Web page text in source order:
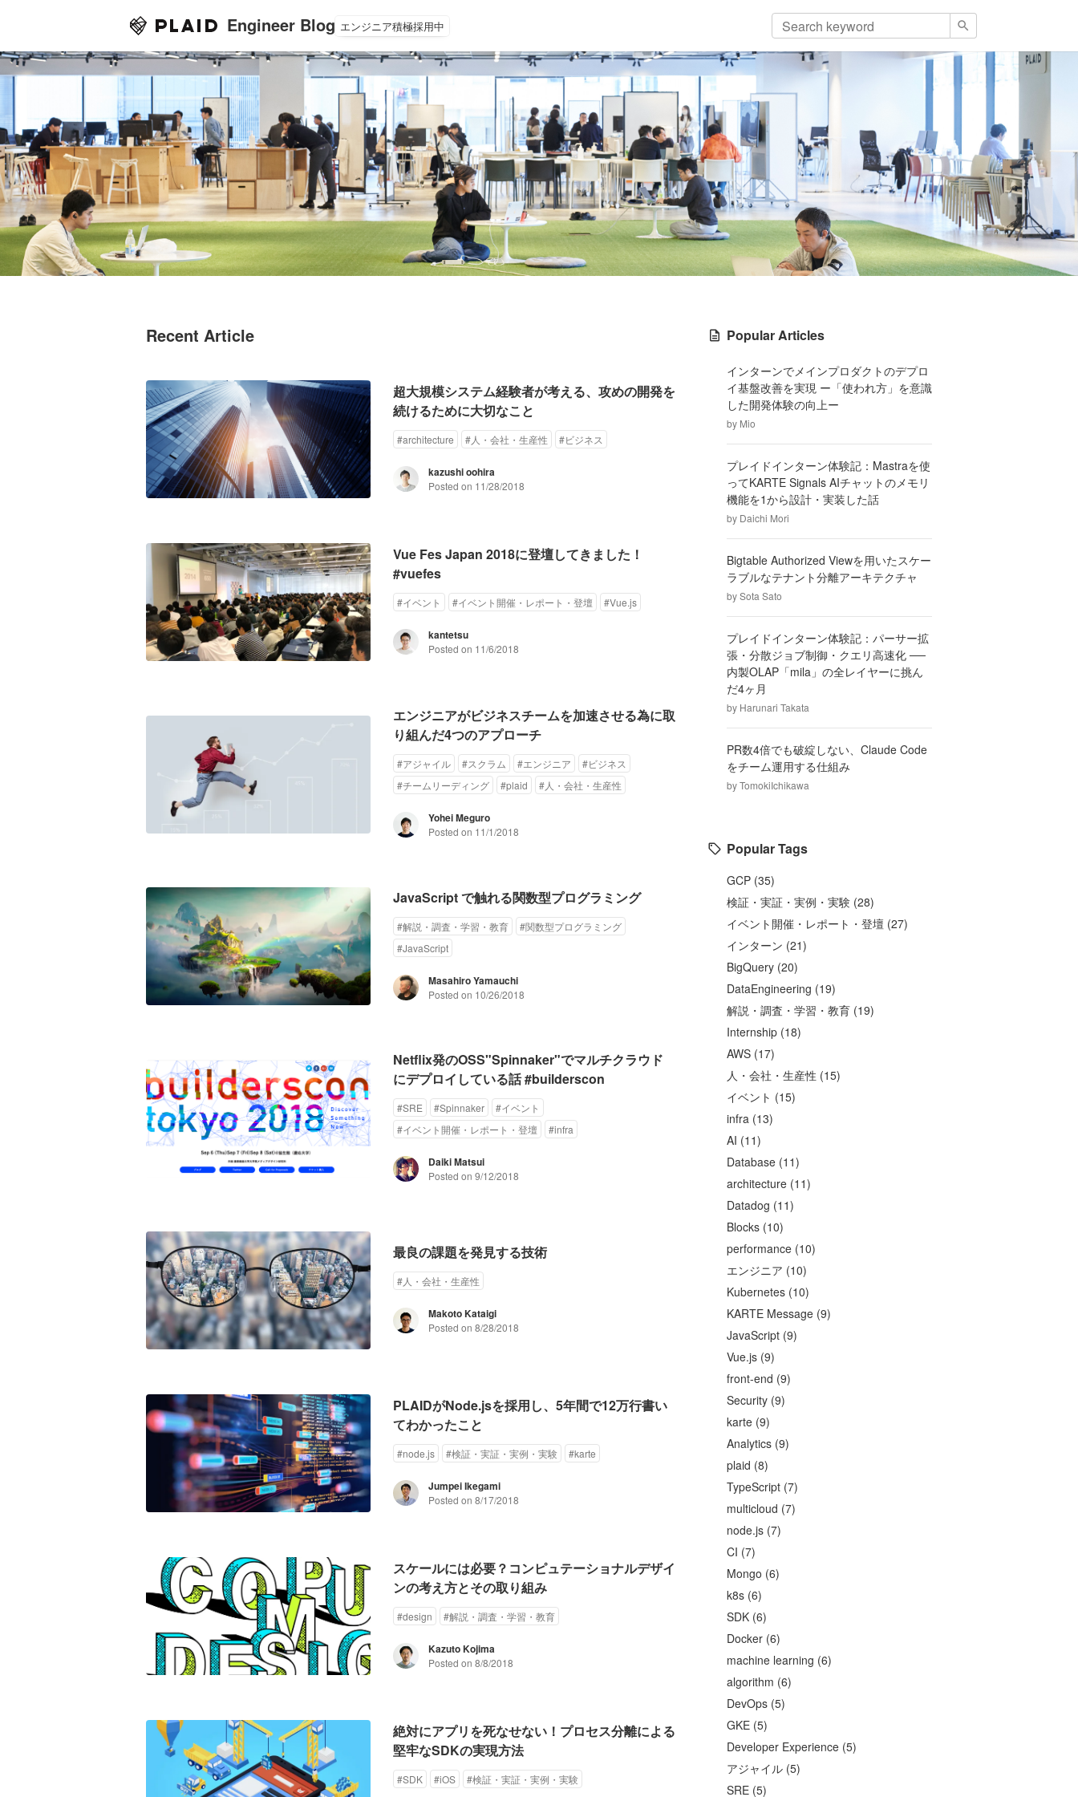
Engineer Blog エンジニア積極採用中
Recent Article
超大規模システム経験者が考える、攻めの開発を
続けるために大切なこと
#architecture #人・会社・生産性 #ビジネス
kazushi oohira
Posted on 11/28/2018
Vue Fes Japan 2018に登壇してきました！
#vuefes
#イベント #イベント開催・レポート・登壇 #Vue.js
kantetsu
Posted on 11/6/2018
エンジニアがビジネスチームを加速させる為に取
り組んだ4つのアプローチ
#アジャイル #スクラム #エンジニア #ビジネス
#チームリーディング #plaid #人・会社・生産性
Yohei Meguro
Posted on 11/1/2018
JavaScript で触れる関数型プログラミング
#解説・調査・学習・教育 #関数型プログラミング
#JavaScript
Masahiro Yamauchi
Posted on 10/26/2018
Netflix発のOSS"Spinnaker"でマルチクラウド
にデプロイしている話 #builderscon
#SRE #Spinnaker #イベント
#イベント開催・レポート・登壇 #infra
Daiki Matsui
Posted on 9/12/2018
最良の課題を発見する技術
#人・会社・生産性
Makoto Kataigi
Posted on 8/28/2018
PLAIDがNode.jsを採用し、5年間で12万行書い
てわかったこと
#node.js #検証・実証・実例・実験 #karte
Jumpei Ikegami
Posted on 8/17/2018
スケールには必要？コンピュテーショナルデザイ
ンの考え方とその取り組み
#design #解説・調査・学習・教育
Kazuto Kojima
Posted on 8/8/2018
絶対にアプリを死なせない！プロセス分離による
堅牢なSDKの実現方法
#SDK #iOS #検証・実証・実例・実験
Popular Articles
インターンでメインプロダクトのデプロ
イ基盤改善を実現 ー「使われ方」を意識
した開発体験の向上ー
by Mio
プレイドインターン体験記：Mastraを使
ってKARTE Signals AIチャットのメモリ
機能を1から設計・実装した話
by Daichi Mori
Bigtable Authorized Viewを用いたスケー
ラブルなテナント分離アーキテクチャ
bySota Sato
プレイドインターン体験記：パーサー拡
張・分散ジョブ制御・クエリ高速化 ──
内製OLAP「mila」の全レイヤーに挑ん
だ4ヶ月
by Harunari Takata
PR数4倍でも破綻しない、Claude Code
をチーム運用する仕組み
byTomokiIchikawa
Popular Tags
GCP (35)
検証・実証・実例・実験 (28)
イベント開催・レポート・登壇 (27)
インターン (21)
BigQuery (20)
DataEngineering (19)
解説・調査・学習・教育 (19)
Internship (18)
AWS (17)
人・会社・生産性 (15)
イベント (15)
infra (13)
AI (11)
Database (11)
architecture (11)
Datadog (11)
Blocks (10)
performance (10)
エンジニア (10)
Kubernetes (10)
KARTE Message (9)
JavaScript (9)
Vue.js (9)
front-end (9)
Security (9)
karte (9)
Analytics (9)
plaid (8)
TypeScript (7)
multicloud (7)
node.js (7)
CI (7)
Mongo (6)
k8s (6)
SDK (6)
Docker (6)
machine learning (6)
algorithm (6)
DevOps (5)
GKE (5)
Developer Experience (5)
アジャイル (5)
SRE (5)